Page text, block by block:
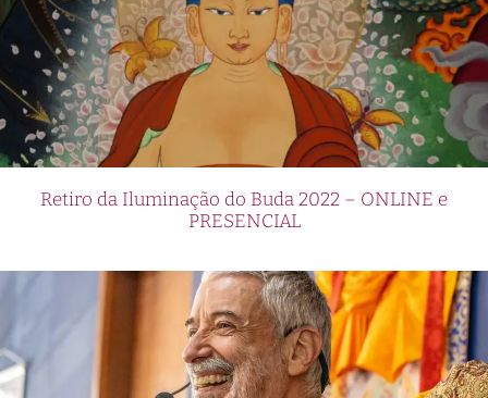
Retiro da Iluminação do Buda 2022 – ONLINE e
PRESENCIAL